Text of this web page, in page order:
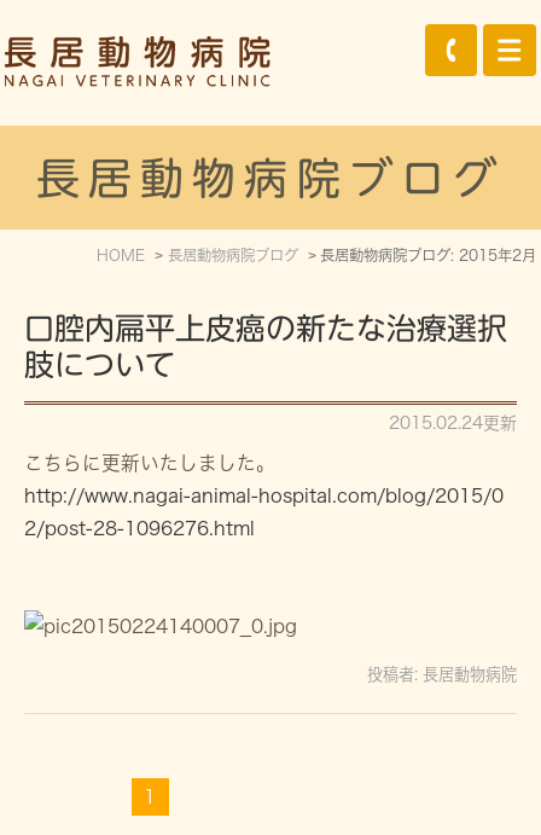
長居動物病院ブログ
HOME 長居動物病院ブログ 長居動物病院ブログ: 2015年2月
口腔内扁平上皮癌の新たな治療選択
肢について
2015.02.24更新
こちらに更新いたしました。
http://www.nagai-animal-hospital.com/blog/2015/0
2/post-28-1096276.html
投稿者: 長居動物病院
1